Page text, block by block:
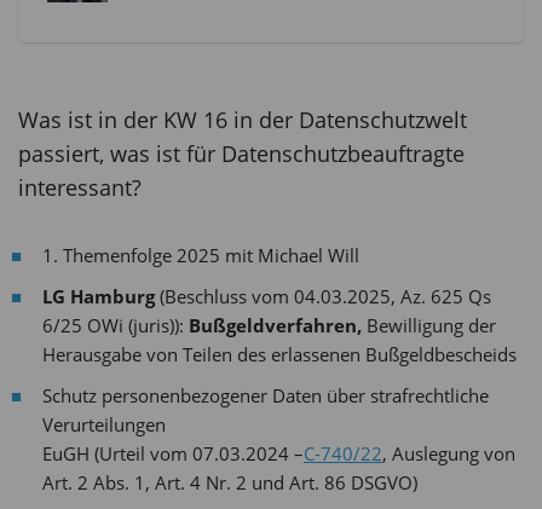
Was ist in der KW 16 in der Datenschutzwelt
passiert, was ist für Datenschutzbeauftragte
interessant?
1. Themenfolge 2025 mit Michael Will
LG Hamburg(Beschluss vom 04.03.2025, Az. 625 Qs
6/25 OWi (juris)): Bußgeldverfahren, Bewilligung der
Herausgabe von Teilen des erlassenen Bußgeldbescheids
Schutz personenbezogener Daten über strafrechtliche
Verurteilungen
EuGH (Urteil vom 07.03.2024 –C-740/22, Auslegung von
Art. 2 Abs. 1, Art. 4 Nr. 2 und Art. 86 DSGVO)